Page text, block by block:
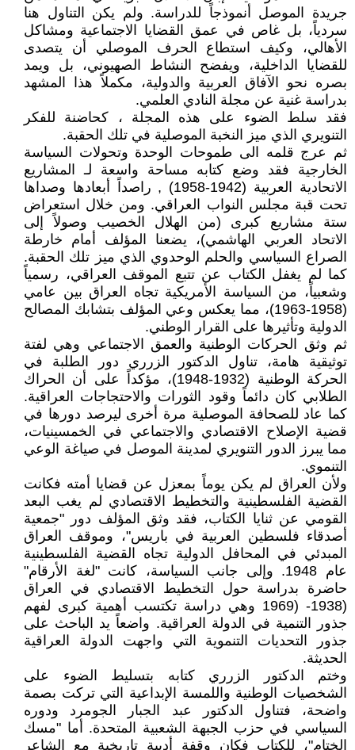
جريدة الموصل أنموذجاً للدراسة. ولم يكن التناول هنا
سردياً، بل غاص في عمق القضايا الاجتماعية ومشاكل
الأهالي، وكيف استطاع الحرف الموصلي أن يتصدى
للقضايا الداخلية، ويفضح النشاط الصهيوني، بل ويمد
بصره نحو الآفاق العربية والدولية، مكملاً هذا المشهد
بدراسة غنية عن مجلة النادي العلمي.
فقد سلط الضوء على هذه المجلة ، كحاضنة للفكر
التنويري الذي ميز النخبة الموصلية في تلك الحقبة.
ثم عرج قلمه الى طموحات الوحدة وتحولات السياسة
الخارجية فقد وضع كتابه مساحة واسعة لـ المشاريع
الاتحادية العربية (1942-1958) , راصداً أبعادها وصداها
تحت قبة مجلس النواب العراقي. ومن خلال استعراض
ستة مشاريع كبرى (من الهلال الخصيب وصولاً إلى
الاتحاد العربي الهاشمي)، يضعنا المؤلف أمام خارطة
الصراع السياسي والحلم الوحدوي الذي ميز تلك الحقبة.
كما لم يغفل الكتاب عن تتبع الموقف العراقي، رسمياً
وشعبياً، من السياسة الأمريكية تجاه العراق بين عامي
(1958-1963)، مما يعكس وعي المؤلف بتشابك المصالح
الدولية وتأثيرها على القرار الوطني.
ثم وثق الحركات الوطنية والعمق الاجتماعي وهي لفتة
توثيقية هامة، تناول الدكتور الزرري دور الطلبة في
الحركة الوطنية (1932-1948)، مؤكداً على أن الحراك
الطلابي كان دائماً وقود الثورات والاحتجاجات العراقية.
كما عاد للصحافة الموصلية مرة أخرى ليرصد دورها في
قضية الإصلاح الاقتصادي والاجتماعي في الخمسينيات،
مما يبرز الدور التنويري لمدينة الموصل في صياغة الوعي
التنموي.
ولأن العراق لم يكن يوماً بمعزل عن قضايا أمته فكانت
القضية الفلسطينية والتخطيط الاقتصادي لم يغب البعد
القومي عن ثنايا الكتاب، فقد وثق المؤلف دور "جمعية
أصدقاء فلسطين العربية في باريس"، وموقف العراق
المبدئي في المحافل الدولية تجاه القضية الفلسطينية
عام 1948. وإلى جانب السياسة، كانت "لغة الأرقام"
حاضرة بدراسة حول التخطيط الاقتصادي في العراق
(1938- (1969 وهي دراسة تكتسب أهمية كبرى لفهم
جذور التنمية في الدولة العراقية. واضعاً يد الباحث على
جذور التحديات التنموية التي واجهت الدولة العراقية
الحديثة.
وختم الدكتور الزرري كتابه بتسليط الضوء على
الشخصيات الوطنية واللمسة الإبداعية التي تركت بصمة
واضحة، فتناول الدكتور عبد الجبار الجومرد ودوره
السياسي في حزب الجبهة الشعبية المتحدة. أما "مسك
الختام"، للكتاب فكان وقفة أدبية تاريخية مع الشاعر